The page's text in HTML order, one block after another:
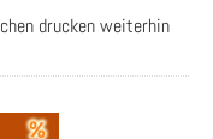
drucken weiterhin